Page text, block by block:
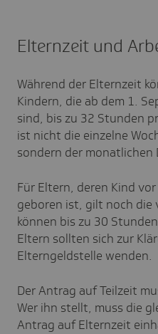
Elternzeit und
Während der Elternzeit
Kindern, die ab dem 1.
sind, bis zu 32 Stunden
ist nicht die einzelne
sondern der monatlichen
Für Eltern, deren Kind
geboren ist, gilt noch die
können bis zu 30
Eltern sollten sich zur
Elterngeldstelle wenden.
Der Antrag auf Teilzeit
Wer ihn stellt, muss die
Antrag auf Elternzeit